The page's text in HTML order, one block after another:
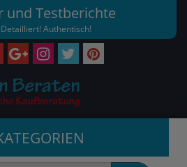
und Testberichte
Authentisch!